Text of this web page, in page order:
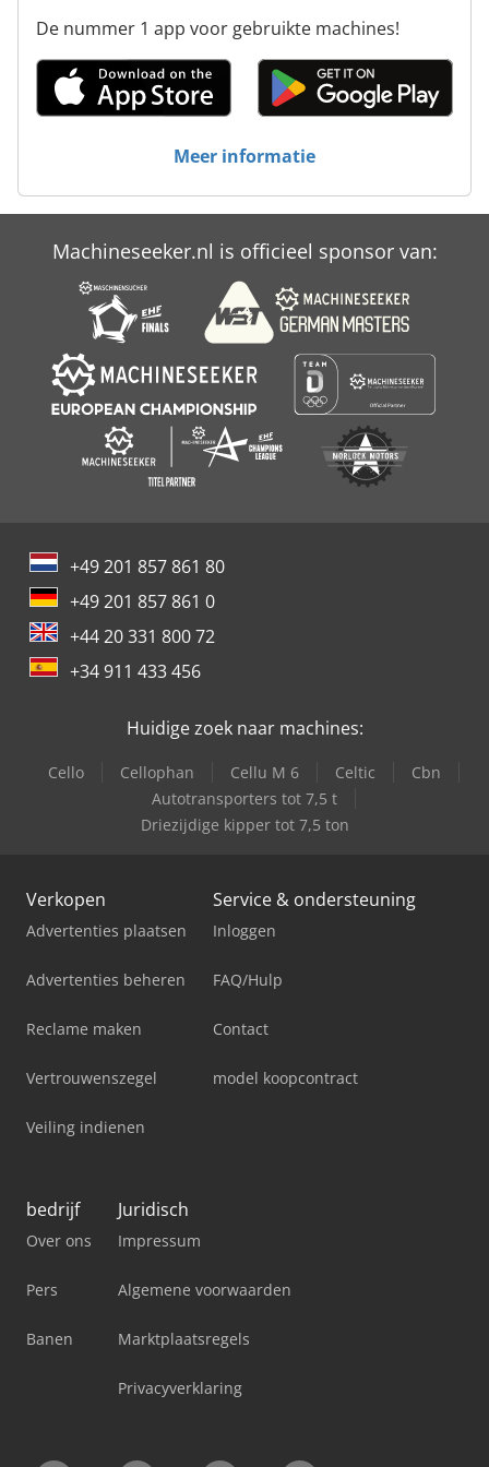
Ammann Acr 68
Ammann Av 110 X
Dmu 80 T
Ihi 80 Nx
De nummer 1 app voor gebruikte machines!
Meer informatie
Machineseeker.nl is officieel sponsor van:
+49 201 857 861 80
+49 201 857 861 0
+44 20 331 800 72
+34 911 433 456
Huidige zoek naar machines:
Cello Cellophan Cellu M 6 Celtic
Cbn
Autotransporters tot 7,5 t
Driezijdige kipper tot 7,5 ton
Verkopen
Advertenties plaatsen
Advertenties beheren
Reclame maken
Vertrouwenszegel
Veiling indienen
Service & ondersteuning
Inloggen
FAQ/Hulp
Contact
model koopcontract
bedrijf
Over ons
Pers
Banen
Juridisch
Impressum
Algemene voorwaarden
Marktplaatsregels
Privacyverklaring